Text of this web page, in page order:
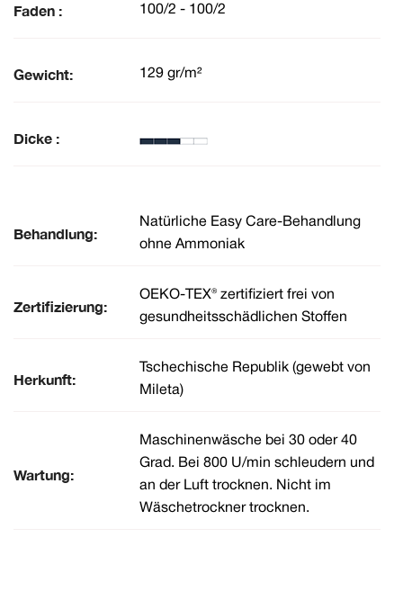
Faden : 100/2 - 100/2
Gewicht: 129 gr/m²
Dicke :
Behandlung:
Natürliche Easy Care-Behandlung
ohne Ammoniak
Zertifizierung:
OEKO-TEX® zertifiziert frei von
gesundheitsschädlichen Stoffen
Herkunft:
Tschechische Republik (gewebt von
Mileta)
Wartung:
Maschinenwäsche bei 30 oder 40
Grad. Bei 800 U/min schleudern und
an der Luft trocknen. Nicht im
Wäschetrockner trocknen.